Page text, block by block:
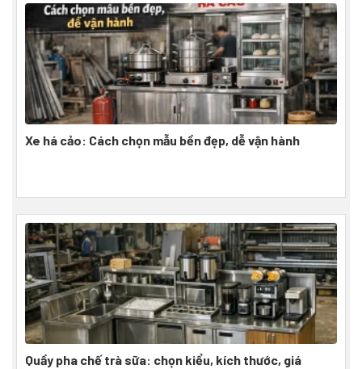
Xe há cảo: Cách chọn mẫu bền đẹp, dễ vận hành
Quầy pha chế trà sữa: chọn kiểu, kích thước, giá